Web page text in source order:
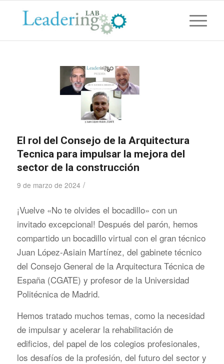
El rol del Consejo de la Arquitectura
Tecnica para impulsar la mejora del
sector de la construcción
9 de marzo de 2024 /
¡Vuelve «No te olvides el bocadillo» con un
invitado excepcional! Después del parón, hemos
compartido un bocadillo virtual con el gran técnico
Juan López-Asiain Martínez, del gabinete técnico
del Consejo General de la Arquitectura Técnica de
España (CGATE) y profesor de la Universidad
Politécnica de Madrid.
Hemos tratado muchos temas, como la necesidad
de impulsar y acelerar la rehabilitación de
edificios, del papel de los colegios profesionales,
los desafíos de la profesión, del futuro del sector y